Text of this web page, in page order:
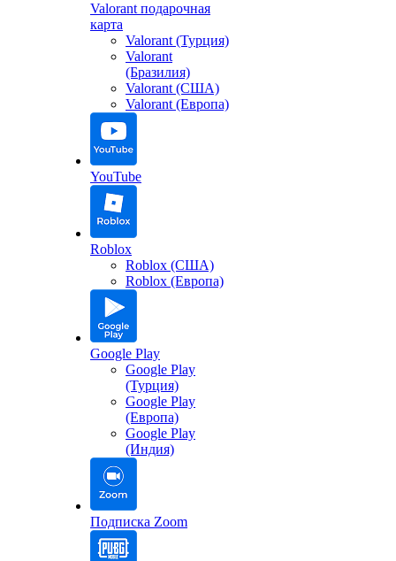
Valorant подарочная
карта
Valorant (Турция)
Valorant
(Бразилия)
Valorant (США)
Valorant (Европа)
YouTube
Roblox
Roblox (США)
Roblox (Европа)
Google Play
Google Play
(Турция)
Google Play
(Европа)
Google Play
(Индия)
Подписка Zoom